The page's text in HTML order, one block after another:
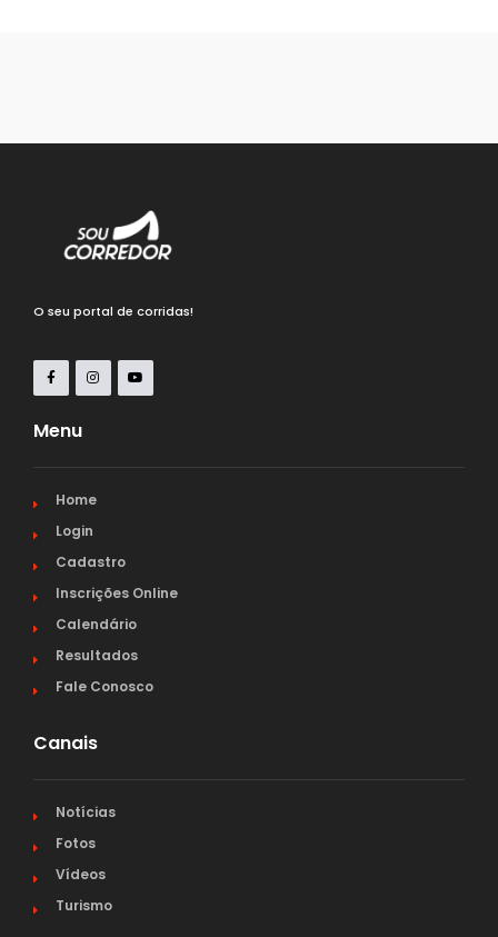
O seu portal de corridas!
Menu
Home
Login
Cadastro
Inscrições Online
Calendário
Resultados
Fale Conosco
Canais
Notícias
Fotos
Vídeos
Turismo